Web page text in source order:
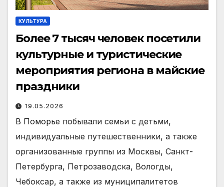
КУЛЬТУРА
Более 7 тысяч человек посетили
культурные и туристические
мероприятия региона в майские
праздники
19.05.2026
В Поморье побывали семьи с детьми,
индивидуальные путешественники, а также
организованные группы из Москвы, Санкт-
Петербурга, Петрозаводска, Вологды,
Чебоксар, а также из муниципалитетов